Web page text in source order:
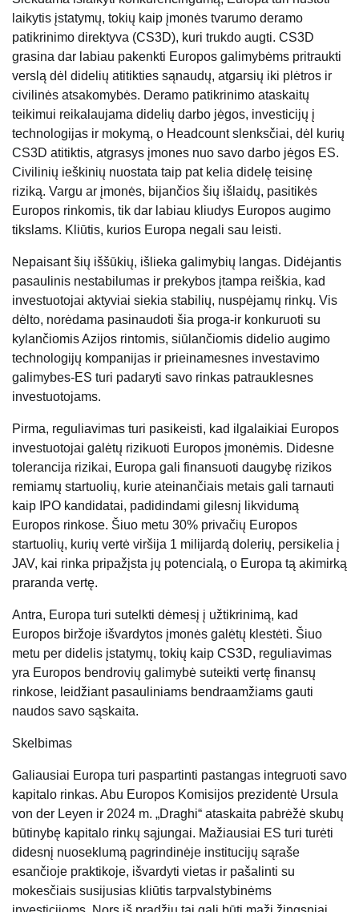
laikytis įstatymų, tokių kaip įmonės tvarumo deramo
patikrinimo direktyva (CS3D), kuri trukdo augti. CS3D
grasina dar labiau pakenkti Europos galimybėms pritraukti
verslą dėl didelių atitikties sąnaudų, atgarsių iki plėtros ir
civilinės atsakomybės. Deramo patikrinimo ataskaitų
teikimui reikalaujama didelių darbo jėgos, investicijų į
technologijas ir mokymą, o Headcount slenksčiai, dėl kurių
CS3D atitiktis, atgrasys įmones nuo savo darbo jėgos ES.
Civilinių ieškinių nuostata taip pat kelia didelę teisinę
riziką. Vargu ar įmonės, bijančios šių išlaidų, pasitikės
Europos rinkomis, tik dar labiau kliudys Europos augimo
tikslams. Kliūtis, kurios Europa negali sau leisti.
Nepaisant šių iššūkių, išlieka galimybių langas. Didėjantis
pasaulinis nestabilumas ir prekybos įtampa reiškia, kad
investuotojai aktyviai siekia stabilių, nuspėjamų rinkų. Vis
dėlto, norėdama pasinaudoti šia proga-ir konkuruoti su
kylančiomis Azijos rintomis, siūlančiomis didelio augimo
technologijų kompanijas ir prieinamesnes investavimo
galimybes-ES turi padaryti savo rinkas patrauklesnes
investuotojams.
Pirma, reguliavimas turi pasikeisti, kad ilgalaikiai Europos
investuotojai galėtų rizikuoti Europos įmonėmis. Didesne
tolerancija rizikai, Europa gali finansuoti daugybę rizikos
remiamų startuolių, kurie ateinančiais metais gali tarnauti
kaip IPO kandidatai, padidindami gilesnį likvidumą
Europos rinkose. Šiuo metu 30% privačių Europos
startuolių, kurių vertė viršija 1 milijardą dolerių, persikelia į
JAV, kai rinka pripažįsta jų potencialą, o Europa tą akimirką
praranda vertę.
Antra, Europa turi sutelkti dėmesį į užtikrinimą, kad
Europos biržoje išvardytos įmonės galėtų klestėti. Šiuo
metu per didelis įstatymų, tokių kaip CS3D, reguliavimas
yra Europos bendrovių galimybė suteikti vertę finansų
rinkose, leidžiant pasauliniams bendraamžiams gauti
naudos savo sąskaita.
Skelbimas
Galiausiai Europa turi paspartinti pastangas integruoti savo
kapitalo rinkas. Abu Europos Komisijos prezidentė Ursula
von der Leyen ir 2024 m. „Draghi“ ataskaita pabrėžė skubų
būtinybę kapitalo rinkų sąjungai. Mažiausiai ES turi turėti
didesnį nuoseklumą pagrindinėje institucijų sąraše
esančioje praktikoje, išvardyti vietas ir pašalinti su
mokesčiais susijusias kliūtis tarpvalstybinėms